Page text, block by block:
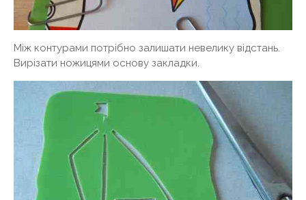
Між контурами потрібно залишати невелику відстань.
Вирізати ножицями основу закладки.